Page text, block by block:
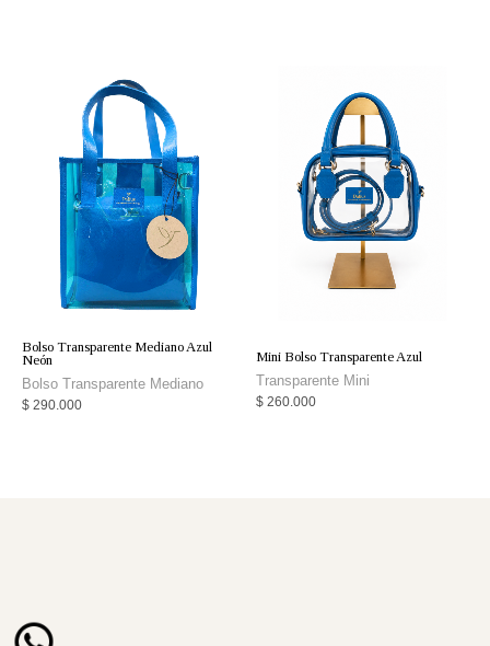
Bolso Transparente Mediano Azul
Neón
Bolso Transparente Mediano
$ 290.000
Mini Bolso Transparente Azul
Transparente Mini
$ 260.000